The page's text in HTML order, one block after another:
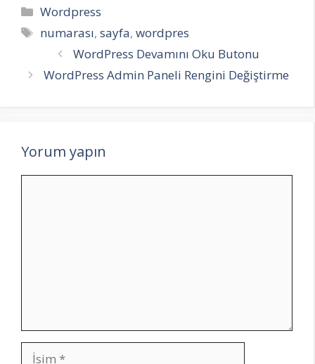
Kategoriler
Wordpress
Etiketler
numarası,sayfa,wordpres
WordPress Devamını Oku Butonu
WordPress Admin Paneli Rengini Değiştirme
Yorum yapın
İsim